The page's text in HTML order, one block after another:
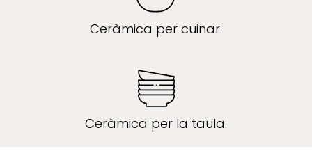
Ceràmica per cuinar.
Ceràmica per la taula.